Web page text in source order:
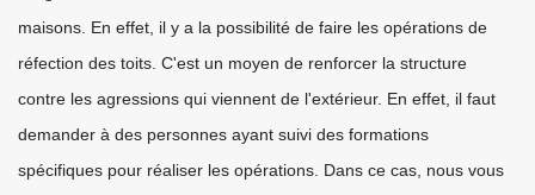
maisons. En effet, il y a la possibilité de faire les opérations de
réfection des toits. C'est un moyen de renforcer la structure
contre les agressions qui viennent de l'extérieur. En effet, il faut
demander à des personnes ayant suivi des formations
spécifiques pour réaliser les opérations. Dans ce cas, nous vous